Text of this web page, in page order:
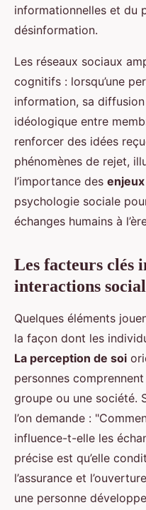
informationnelles et du
désinformation.
Les réseaux sociaux
cognitifs : lorsqu’une
information, sa
idéologique entre
renforcer des idées
phénomènes de rejet,
l’importance des
psychologie sociale
échanges humains à
Les facteurs clés
interactions
Quelques éléments
la façon dont les
La perception de soi
personnes
groupe ou une société.
l’on demande :
influence-t-elle les
précise est qu’elle
l’assurance et
une personne